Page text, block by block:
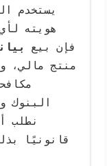
يستخدم
هويته
فإن بيع
منتج مالي،
البنوك
نطلب
قانونيًا